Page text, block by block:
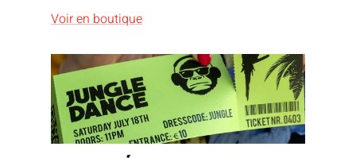
Voir en boutique